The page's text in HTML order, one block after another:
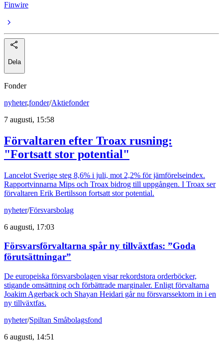
Finwire
Dela
Fonder
nyheter,fonder/Aktiefonder
7 augusti, 15:58
Förvaltaren efter Troax rusning:
"Fortsatt stor potential"
Lancelot Sverige steg 8,6% i juli, mot 2,2% för jämförelseindex.
Rapportvinnarna Mips och Troax bidrog till uppgången. I Troax ser
förvaltaren Erik Bertilsson fortsatt stor potential.
nyheter/Försvarsbolag
6 augusti, 17:03
Försvarsförvaltarna spår ny tillväxtfas: ”Goda
förutsättningar”
De europeiska försvarsbolagen visar rekordstora orderböcker,
stigande omsättning och förbättrade marginaler. Enligt förvaltarna
Joakim Agerback och Shayan Heidari går nu försvarssektorn in i en
ny tillväxtfas.
nyheter/Spiltan Småbolagsfond
6 augusti, 14:51